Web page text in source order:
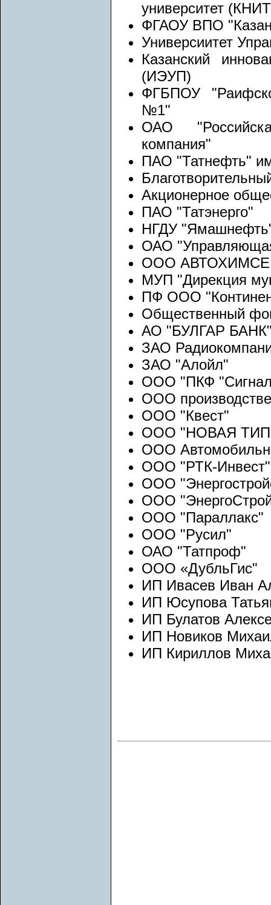
университет
ФГАОУ ВПО
Универсиитет
Казанский
(ИЭУП)
ФГБПОУ
№1"
ОАО
компания"
ПАО "Татнефть"
Акционерное
ПАО "Татэнерго"
НГДУ
ОАО
ООО
МУП "Дирекция
ПФ ООО
Общественный
АО "БУЛГАР
ЗАО
ЗАО "Алойл"
ООО "ПКФ
ООО
ООО "Квест"
ООО "НОВАЯ
ООО
ООО "РТК-Инвест"
ООО
ООО
ООО "Параллакс"
ООО "Русил"
ОАО "Татпроф"
ООО «ДубльГис"
ИП Ивасев Иван
ИП Юсупова
ИП Булатов
ИП Новиков
ИП Кириллов